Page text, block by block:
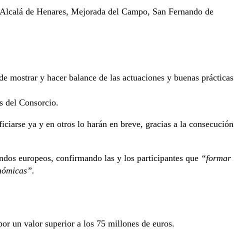
de Henares, Mejorada del Campo, San Fernando de
y hacer balance de las actuaciones y buenas prácticas
del Consorcio.
ya y en otros lo harán en breve, gracias a la consecución
europeos, confirmando las y los participantes que “formar
un valor superior a los 75 millones de euros.